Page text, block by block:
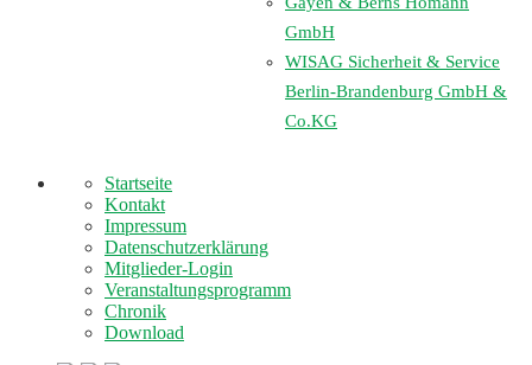
GmbH
WISAG Sicherheit & Service
Berlin-Brandenburg GmbH &
Co.KG
Startseite
Kontakt
Impressum
Datenschutzerklärung
Mitglieder-Login
Veranstaltungsprogramm
Chronik
Download